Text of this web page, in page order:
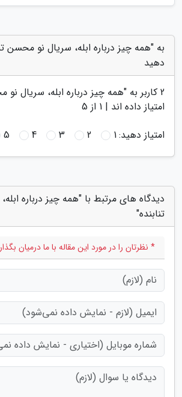
به "همه چیز درباره ابله، سریال نو محسن
دهید
2 کاربر به "همه چیز درباره ابله، سریال نو
امتیاز داده اند | 1 از 5
امتیاز دهید:1
2
3
4
5
دیدگاه های مرتبط با "همه چیز درباره
تنابنده"
* نظرتان را در مورد این مقاله با ما درمیان